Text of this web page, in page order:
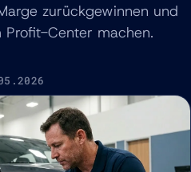
zurückgewinnen und
Center machen.